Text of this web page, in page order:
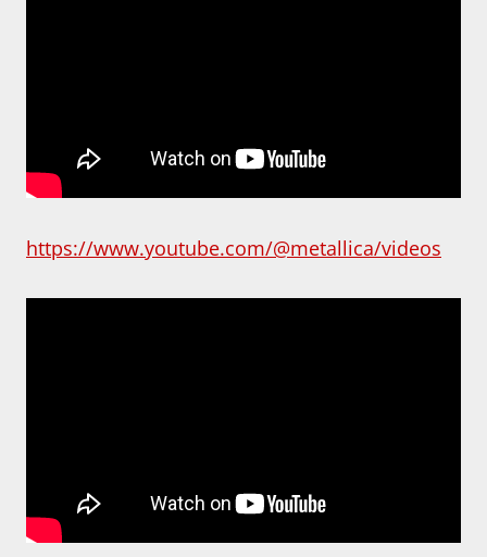
https://www.youtube.com/@metallica/videos